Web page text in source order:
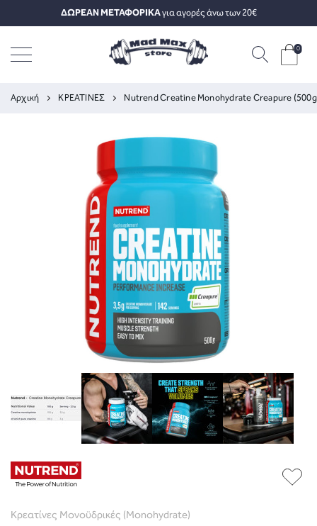
ΔΩΡΕΑΝ ΜΕΤΑΦΟΡΙΚΑγια αγορές άνω των 20€
0
Αρχική ΚΡΕΑΤΙΝΕΣ Nutrend Creatine Monohydrate Creapure
Κρεατίνες Μονοϋδρικές (Monohydrate)